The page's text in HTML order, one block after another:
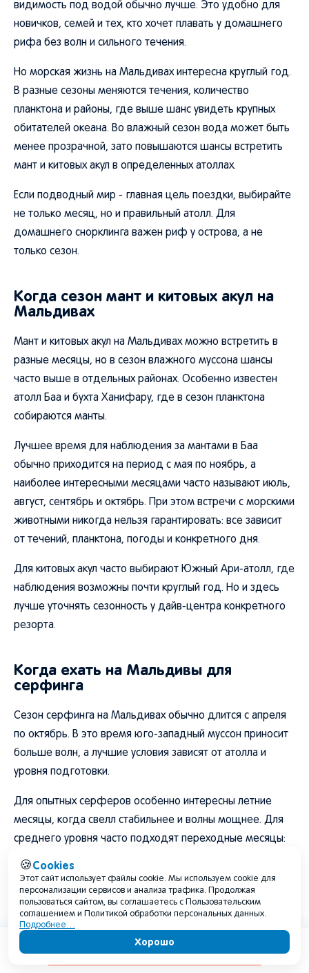
видимость под водой обычно лучше. Это удобно для
новичков, семей и тех, кто хочет плавать у домашнего
рифа без волн и сильного течения.
Но морская жизнь на Мальдивах интересна круглый год.
В разные сезоны меняются течения, количество
планктона и районы, где выше шанс увидеть крупных
обитателей океана. Во влажный сезон вода может быть
менее прозрачной, зато повышаются шансы встретить
мант и китовых акул в определенных атоллах.
Если подводный мир - главная цель поездки, выбирайте
не только месяц, но и правильный атолл. Для
домашнего снорклинга важен риф у острова, а не
только сезон.
Когда сезон мант и китовых акул на
Мальдивах
Мант и китовых акул на Мальдивах можно встретить в
разные месяцы, но в сезон влажного муссона шансы
часто выше в отдельных районах. Особенно известен
атолл Баа и бухта Ханифару, где в сезон планктона
собираются манты.
Лучшее время для наблюдения за мантами в Баа
обычно приходится на период с мая по ноябрь, а
наиболее интересными месяцами часто называют июль,
август, сентябрь и октябрь. При этом встречи с морскими
животными никогда нельзя гарантировать: все зависит
от течений, планктона, погоды и конкретного дня.
Для китовых акул часто выбирают Южный Ари-атолл, где
наблюдения возможны почти круглый год. Но и здесь
лучше уточнять сезонность у дайв-центра конкретного
резорта.
Когда ехать на Мальдивы для
серфинга
Сезон серфинга на Мальдивах обычно длится с апреля
по октябрь. В это время юго-западный муссон приносит
больше волн, а лучшие условия зависят от атолла и
уровня подготовки.
Для опытных серферов особенно интересны летние
месяцы, когда свелл стабильнее и волны мощнее. Для
среднего уровня часто подходят переходные месяцы:
апрель, май, октябрь. Новичкам лучше выбирать серф-
школы и острова, где есть безопасные условия и
инструкторы.
Если главная цель - спокойная лагуна и купание без волн,
серф-сезон может быть не лучшим выбором. А если
Содержание
🍪Cookies
Этот сайт использует файлы cookie. Мы используем cookie для
персонализации сервисов и анализа трафика. Продолжая
пользоваться сайтом, вы соглашаетесь с Пользовательским
соглашением и Политикой обработки персональных данных.
Подробнее…
Хорошо